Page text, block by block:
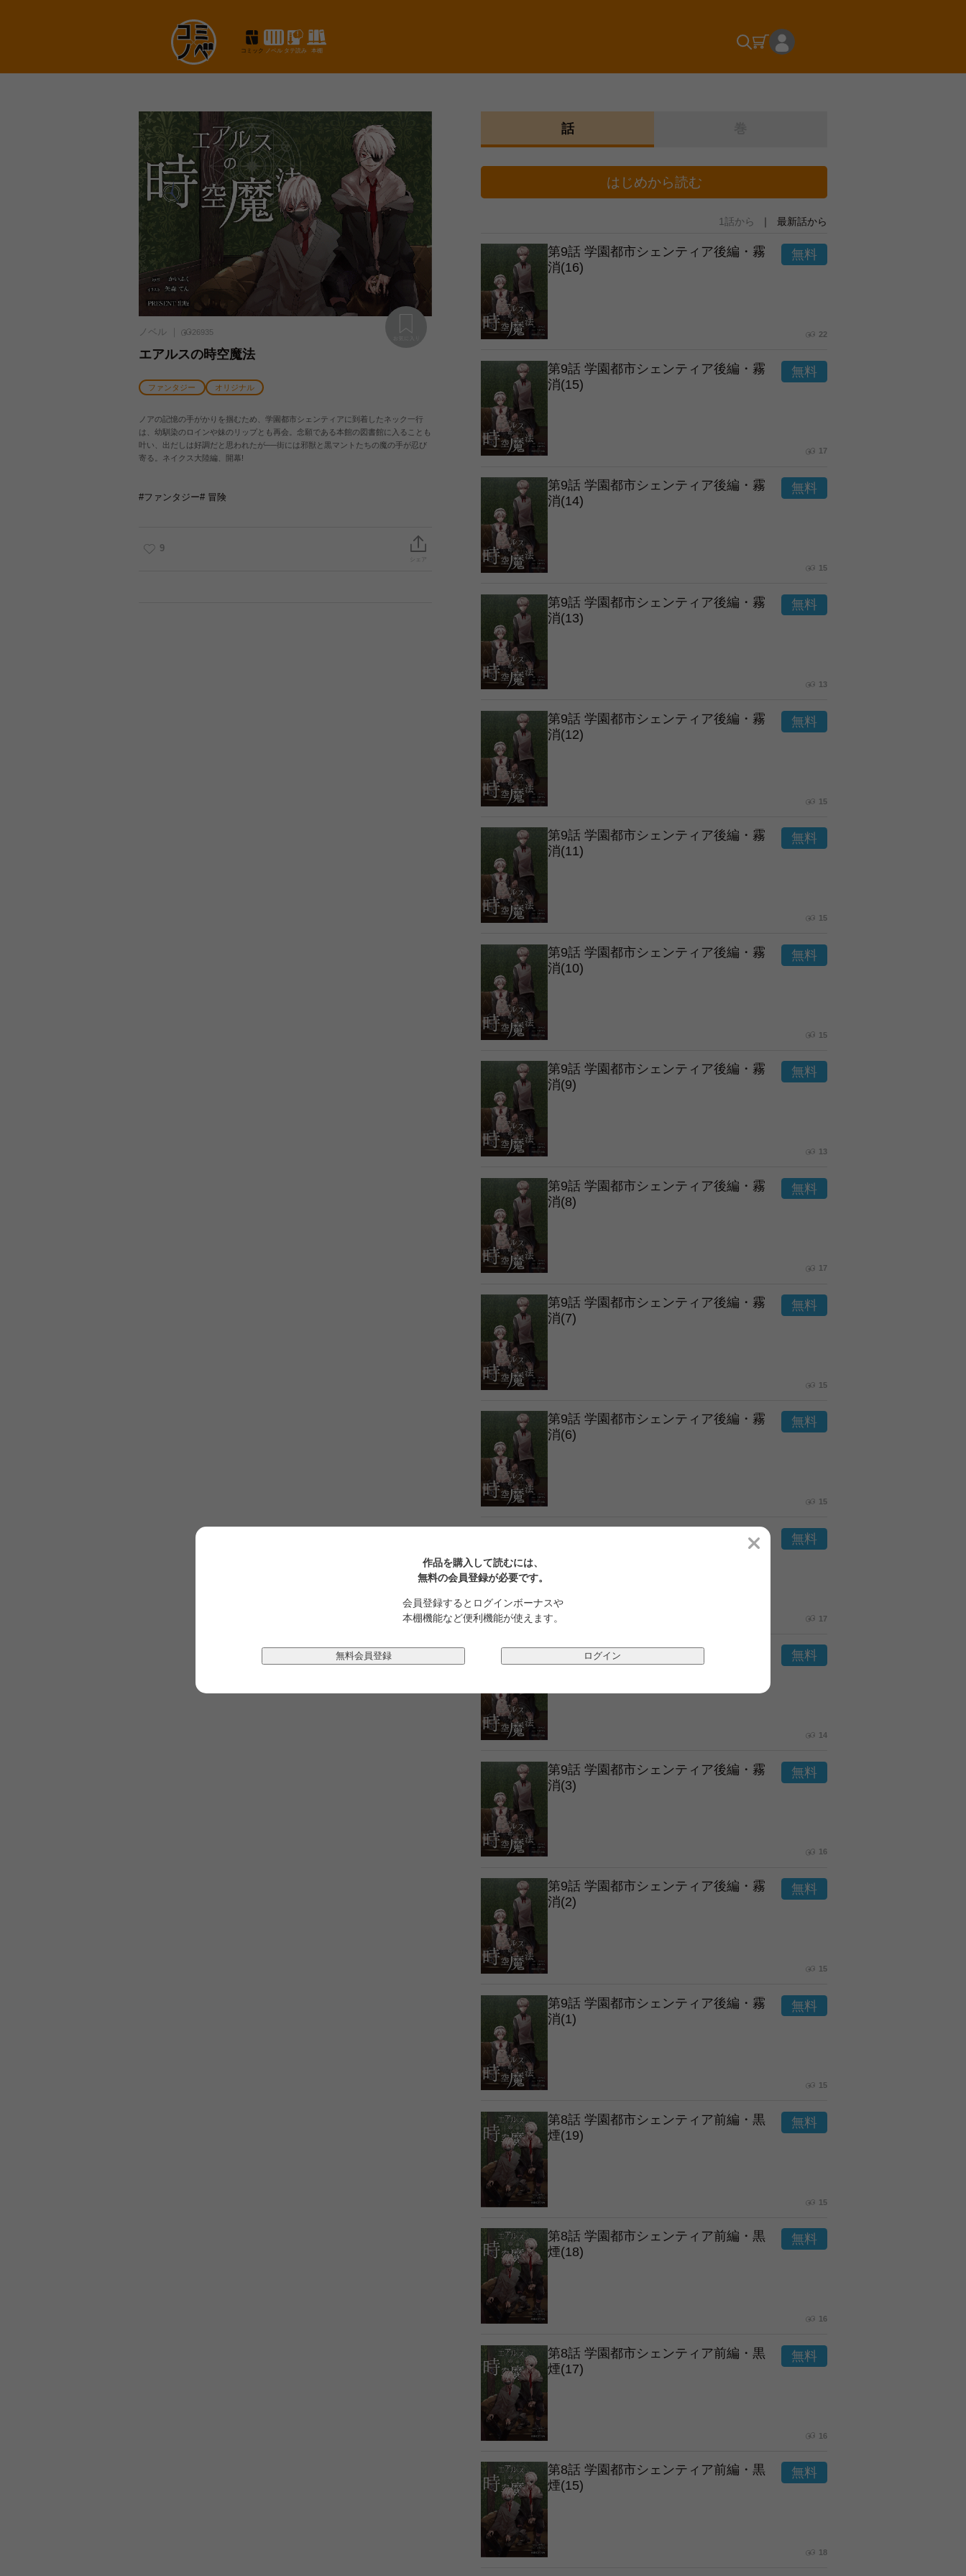
コミック ノベル タテ読み 本棚
作品を購入して読むには、
無料の会員登録が必要です。
会員登録するとログインボーナスや
本棚機能など便利機能が使えます。
無料会員登録 ログイン
ノベル 26935
エアルスの時空魔法
ファンタジー オリジナル
ノアの記憶の手がかりを掴むため、学園都市シェンティアに到着したネック一行
は、幼馴染のロインや妹のリップとも再会。念願である本館の図書館に入ることも
叶い、出だしは好調だと思われたが──街には邪獣と黒マントたちの魔の手が忍び
寄る。ネイクス大陸編、開幕!
#ファンタジー# 冒険
9
シェア
話
はじめから読む
1話から 最新話から
第9話 学園都市シェンティア後編・霧
消(16)
22
第9話 学園都市シェンティア後編・霧
消(15)
17
第9話 学園都市シェンティア後編・霧
消(14)
15
第9話 学園都市シェンティア後編・霧
消(13)
13
第9話 学園都市シェンティア後編・霧
消(12)
15
第9話 学園都市シェンティア後編・霧
消(11)
15
第9話 学園都市シェンティア後編・霧
消(10)
15
第9話 学園都市シェンティア後編・霧
消(9)
13
第9話 学園都市シェンティア後編・霧
消(8)
17
第9話 学園都市シェンティア後編・霧
消(7)
15
第9話 学園都市シェンティア後編・霧
消(6)
15
第9話 学園都市シェンティア後編・霧
17
第9話 学園都市シェンティア後編・霧
消(4)
14
第9話 学園都市シェンティア後編・霧
消(3)
16
第9話 学園都市シェンティア後編・霧
消(2)
15
第9話 学園都市シェンティア後編・霧
消(1)
15
第8話 学園都市シェンティア前編・黒
煙(19)
15
第8話 学園都市シェンティア前編・黒
煙(18)
16
第8話 学園都市シェンティア前編・黒
煙(17)
16
第8話 学園都市シェンティア前編・黒
煙(15)
18